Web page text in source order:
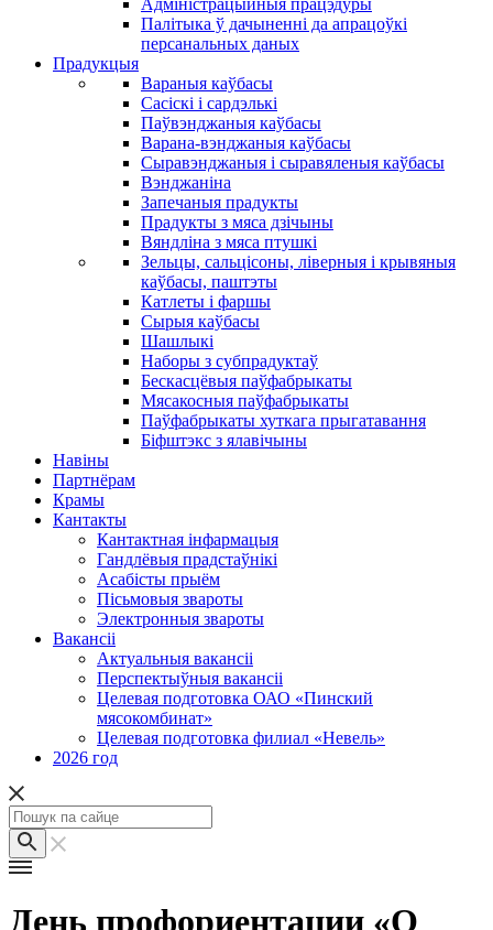
Палітыка ў дачыненні да апрацоўкі
персанальных даных
Прадукцыя
Вараныя каўбасы
Сасіскі і сардэлькі
Паўвэнджаныя каўбасы
Варана-вэнджаныя каўбасы
Сыравэнджаныя і сыравяленыя каўбасы
Вэнджаніна
Запечаныя прадукты
Прадукты з мяса дзічыны
Вяндліна з мяса птушкі
Зельцы, сальцісоны, ліверныя і крывяныя
каўбасы, паштэты
Катлеты і фаршы
Сырыя каўбасы
Шашлыкі
Наборы з субпрадуктаў
Бескасцёвыя паўфабрыкаты
Мясакосныя паўфабрыкаты
Паўфабрыкаты хуткага прыгатавання
Біфштэкс з ялавічыны
Навіны
Партнёрам
Крамы
Кантакты
Кантактная інфармацыя
Гандлёвыя прадстаўнікі
Асабісты прыём
Пісьмовыя звароты
Электронныя звароты
Вакансіі
Актуальныя вакансіі
Перспектыўныя вакансіі
Целевая подготовка ОАО «Пинский
мясокомбинат»
Целевая подготовка филиал «Невель»
2026 год
День профориентации «О